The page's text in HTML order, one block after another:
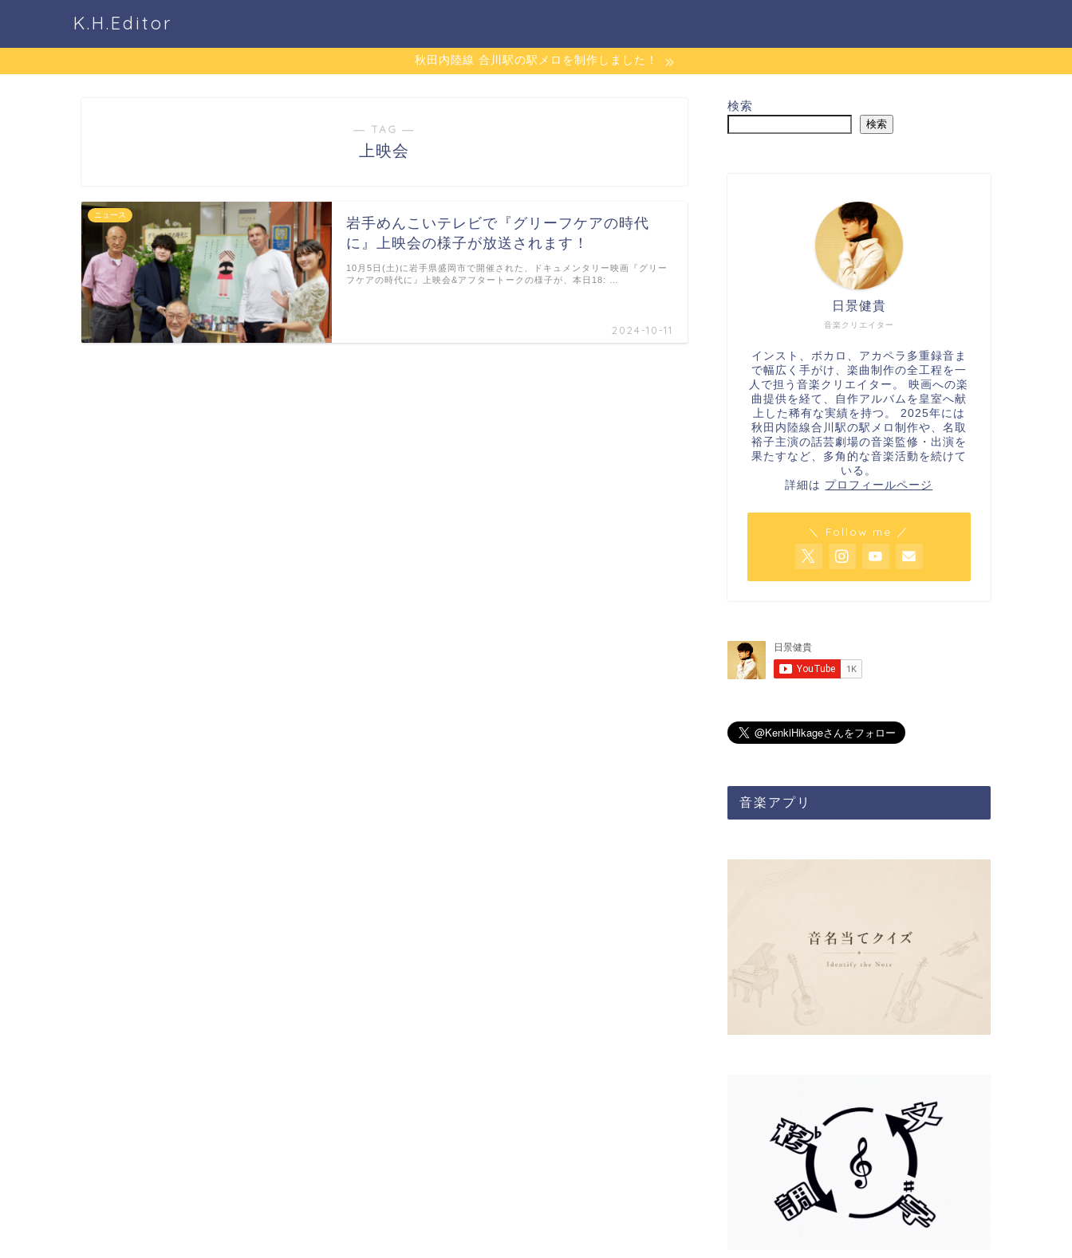
K.H.Editor
秋田内陸線 合川駅の駅メロを制作しました！
― TAG ―
上映会
ニュース
岩手めんこいテレビで『グリーフケアの時代
に』上映会の様子が放送されます！
2024-10-11
10月5日(土)に岩手県盛岡市で開催された、ドキュメンタリー映画『グリー
フケアの時代に』上映会&アフタートークの様子が、本日18: …
検索
検索
音楽クリエイター
日景健貴
インスト、ボカロ、アカペラ多重録音ま
で幅広く手がけ、楽曲制作の全工程を一
人で担う音楽クリエイター。 映画への楽
曲提供を経て、自作アルバムを皇室へ献
上した稀有な実績を持つ。 2025年には
秋田内陸線合川駅の駅メロ制作や、名取
裕子主演の話芸劇場の音楽監修・出演を
果たすなど、多角的な音楽活動を続けて
いる。
詳細は プロフィールページ
＼ Follow me ／
音楽アプリ